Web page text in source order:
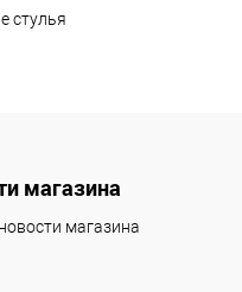
стулья
магазина
магазина